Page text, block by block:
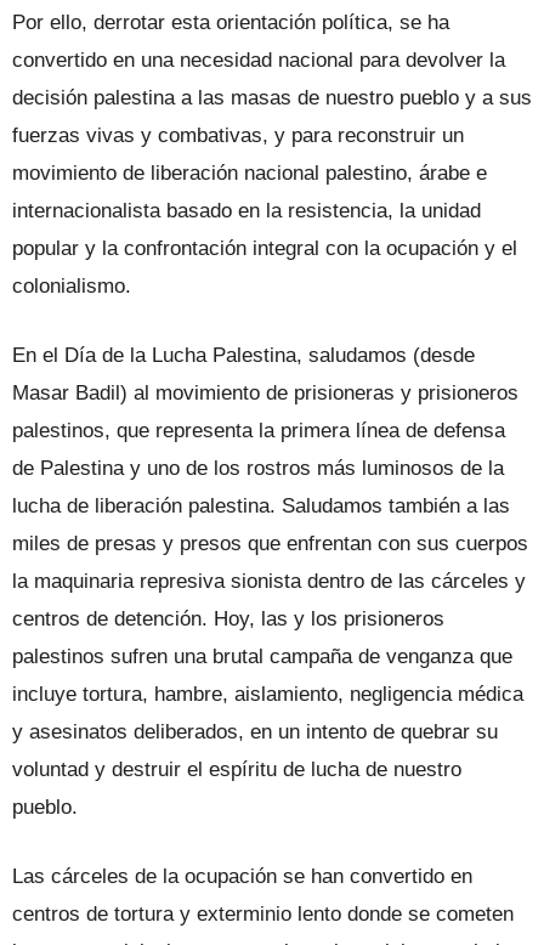
Por ello, derrotar esta orientación política, se ha
convertido en una necesidad nacional para devolver la
decisión palestina a las masas de nuestro pueblo y a sus
fuerzas vivas y combativas, y para reconstruir un
movimiento de liberación nacional palestino, árabe e
internacionalista basado en la resistencia, la unidad
popular y la confrontación integral con la ocupación y el
colonialismo.
En el Día de la Lucha Palestina, saludamos (desde
Masar Badil) al movimiento de prisioneras y prisioneros
palestinos, que representa la primera línea de defensa
de Palestina y uno de los rostros más luminosos de la
lucha de liberación palestina. Saludamos también a las
miles de presas y presos que enfrentan con sus cuerpos
la maquinaria represiva sionista dentro de las cárceles y
centros de detención. Hoy, las y los prisioneros
palestinos sufren una brutal campaña de venganza que
incluye tortura, hambre, aislamiento, negligencia médica
y asesinatos deliberados, en un intento de quebrar su
voluntad y destruir el espíritu de lucha de nuestro
pueblo.
Las cárceles de la ocupación se han convertido en
centros de tortura y exterminio lento donde se cometen